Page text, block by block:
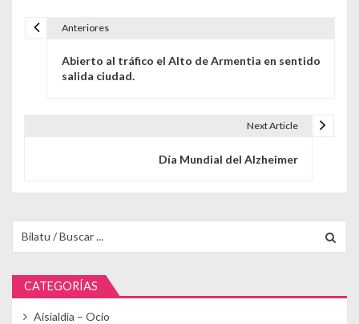
Anteriores
Abierto al tráfico el Alto de Armentia en sentido
salida ciudad.
Next Article
Día Mundial del Alzheimer
CATEGORÍAS
Aisialdia – Ocio